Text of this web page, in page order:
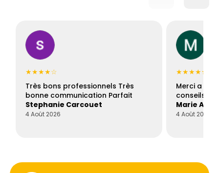
★★★★☆
Très bons professionnels Très
bonne communication Parfait
Stephanie Carcouet
4 Août 2026
★★★★★
Merci a
conseils
Marie
4 Août 2026